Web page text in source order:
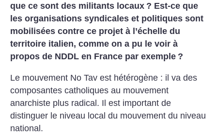
que ce sont des militants locaux ? Est-ce que
les organisations syndicales et politiques sont
mobilisées contre ce projet à l’échelle du
territoire italien, comme on a pu le voir à
propos de NDDL en France par exemple ?
Le mouvement No Tav est hétérogène : il va des
composantes catholiques au mouvement
anarchiste plus radical. Il est important de
distinguer le niveau local du mouvement du niveau
national.